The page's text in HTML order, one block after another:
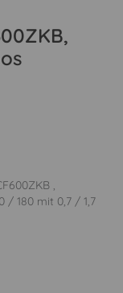
,
/ 180 mit 0,7 / 1,7